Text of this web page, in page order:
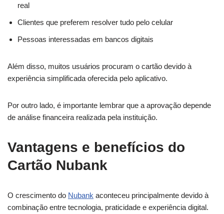
real
Clientes que preferem resolver tudo pelo celular
Pessoas interessadas em bancos digitais
Além disso, muitos usuários procuram o cartão devido à
experiência simplificada oferecida pelo aplicativo.
Por outro lado, é importante lembrar que a aprovação depende
de análise financeira realizada pela instituição.
Vantagens e benefícios do
Cartão Nubank
O crescimento do Nubank aconteceu principalmente devido à
combinação entre tecnologia, praticidade e experiência digital.